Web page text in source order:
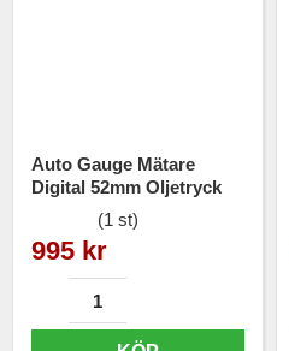
Auto Gauge Mätare
Digital 52mm Oljetryck
(1 st)
995 kr